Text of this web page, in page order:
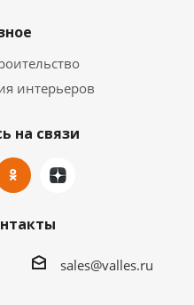
интерьеров
на связи
sales@valles.ru